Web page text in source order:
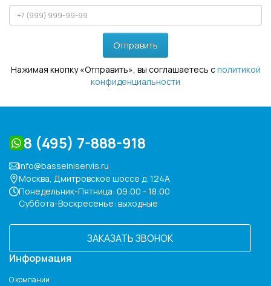
Отправить
Нажимая кнопку «Отправить», вы соглашаетесь сполитикой
конфиденциальности
8 (495) 7-888-918
info@basseiniservis.ru
Москва, Дмитровское шоссе д. 124А
Понедельник-Пятница: 09:00 - 18:00
Суббота-Воскресенье: выходные
ЗАКАЗАТЬ ЗВОНОК
Информация
О компании